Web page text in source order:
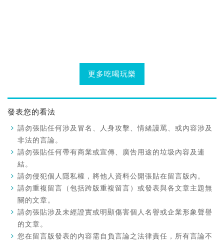
更多吃喝玩樂
發表您的看法
請勿張貼任何涉及冒名、人身攻擊、情緒謾罵、或內容涉及
非法的言論。
請勿張貼任何帶有商業或宣傳、廣告用途的垃圾內容及連
結。
請勿侵犯個人隱私權，將他人資料公開張貼在留言版內。
請勿重複留言（包括跨版重複留言）或發表與各文章主題無
關的文章。
請勿張貼涉及未經證實或明顯傷害個人名譽或企業形象聲譽
的文章。
您在留言版發表的內容需自負言論之法律責任，所有言論不